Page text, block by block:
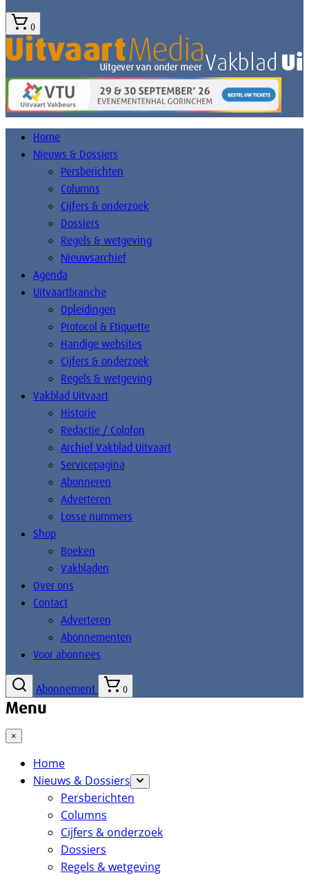
0
Home
Nieuws & Dossiers
Persberichten
Columns
Cijfers & onderzoek
Dossiers
Regels & wetgeving
Nieuwsarchief
Agenda
Uitvaartbranche
Opleidingen
Protocol & Etiquette
Handige websites
Cijfers & onderzoek
Regels & wetgeving
Vakblad Uitvaart
Historie
Redactie / Colofon
Archief Vakblad Uitvaart
Servicepagina
Abonneren
Adverteren
Losse nummers
Shop
Boeken
Vakbladen
Over ons
Contact
Adverteren
Abonnementen
Voor abonnees
Abonnement 0
Menu
×
Home
Nieuws & Dossiers
Persberichten
Columns
Cijfers & onderzoek
Dossiers
Regels & wetgeving